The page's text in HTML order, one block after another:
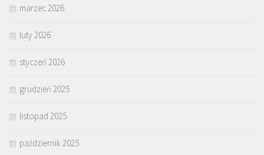
marzec 2026
luty 2026
styczeń 2026
grudzień 2025
listopad 2025
październik 2025